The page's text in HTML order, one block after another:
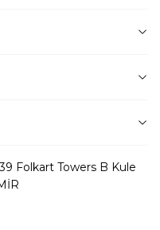
Folkart Towers B Kule